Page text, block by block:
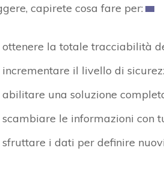
capirete cosa fare per:
ottenere la totale tracciabilità
incrementare il livello di
abilitare una soluzione
scambiare le informazioni con
sfruttare i dati per definire